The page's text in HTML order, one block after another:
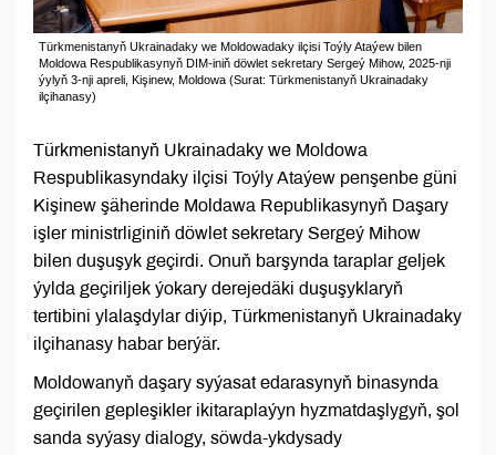
Türkmenistanyň Ukrainadaky we Moldowadaky ilçisi Toýly Ataýew bilen
Moldowa Respublikasynyň DIM-iniň döwlet sekretary Sergeý Mihow, 2025-nji
ýylyň 3-nji apreli, Kişinew, Moldowa (Surat: Türkmenistanyň Ukrainadaky
ilçihanasy)
Türkmenistanyň Ukrainadaky we Moldowa
Respublikasyndaky ilçisi Toýly Ataýew penşenbe güni
Kişinew şäherinde Moldawa Republikasynyň Daşary
işler ministrliginiň döwlet sekretary Sergeý Mihow
bilen duşuşyk geçirdi. Onuň barşynda taraplar geljek
ýylda geçiriljek ýokary derejedäki duşuşyklaryň
tertibini ylalaşdylar diýip, Türkmenistanyň Ukrainadaky
ilçihanasy habar berýär.
Moldowanyň daşary syýasat edarasynyň binasynda
geçirilen gepleşikler ikitaraplaýyn hyzmatdaşlygyň, şol
sanda syýasy dialogy, söwda-ykdysady